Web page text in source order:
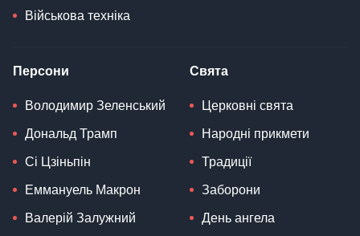
Військова техніка
Персони
Володимир Зеленський
Дональд Трамп
Сі Цзіньпін
Еммануель Макрон
Валерій Залужний
Свята
Церковні свята
Народні прикмети
Традиції
Заборони
День ангела